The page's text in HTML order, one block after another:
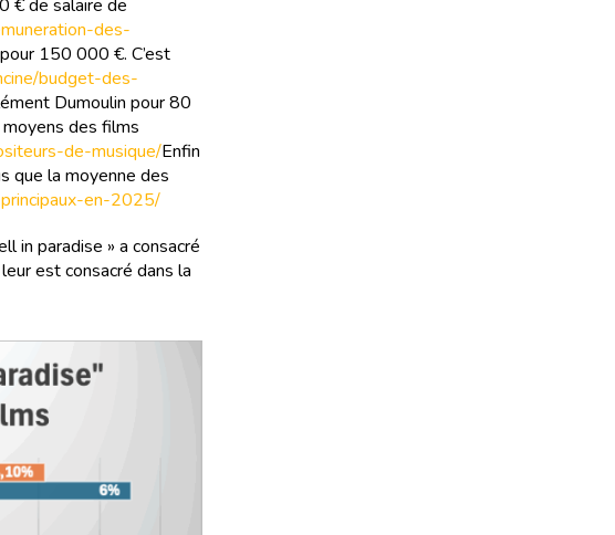
€ de salaire de
des-
150 000 €. C’est
budget-des-
Dumoulin pour 80
des films
de-musique/Enfin
que la moyenne des
en-2025/
in paradise » a consacré
est consacré dans la